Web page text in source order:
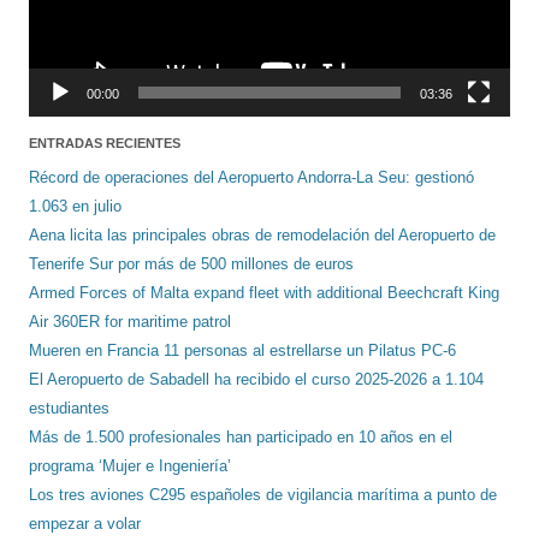
00:00 03:36
ENTRADAS RECIENTES
Récord de operaciones del Aeropuerto Andorra-La Seu: gestionó
1.063 en julio
Aena licita las principales obras de remodelación del Aeropuerto de
Tenerife Sur por más de 500 millones de euros
Armed Forces of Malta expand fleet with additional Beechcraft King
Air 360ER for maritime patrol
Mueren en Francia 11 personas al estrellarse un Pilatus PC-6
El Aeropuerto de Sabadell ha recibido el curso 2025-2026 a 1.104
estudiantes
Más de 1.500 profesionales han participado en 10 años en el
programa ‘Mujer e Ingeniería’
Los tres aviones C295 españoles de vigilancia marítima a punto de
empezar a volar